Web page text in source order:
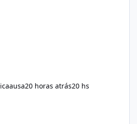
20 horas atrás20 hs